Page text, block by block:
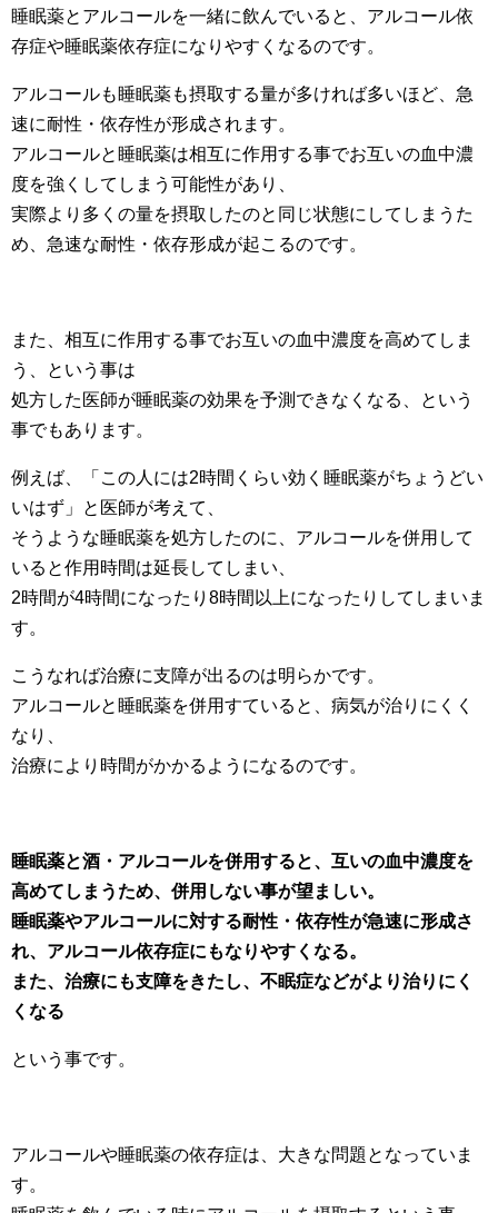
睡眠薬とアルコールを一緒に飲んでいると、アルコール依
存症や睡眠薬依存症になりやすくなるのです。
アルコールも睡眠薬も摂取する量が多ければ多いほど、急
速に耐性・依存性が形成されます。
アルコールと睡眠薬は相互に作用する事でお互いの血中濃
度を強くしてしまう可能性があり、
実際より多くの量を摂取したのと同じ状態にしてしまうた
め、急速な耐性・依存形成が起こるのです。
また、相互に作用する事でお互いの血中濃度を高めてしま
う、という事は
処方した医師が睡眠薬の効果を予測できなくなる、という
事でもあります。
例えば、「この人には2時間くらい効く睡眠薬がちょうどい
いはず」と医師が考えて、
そうような睡眠薬を処方したのに、アルコールを併用して
いると作用時間は延長してしまい、
2時間が4時間になったり8時間以上になったりしてしまいま
す。
こうなれば治療に支障が出るのは明らかです。
アルコールと睡眠薬を併用すていると、病気が治りにくく
なり、
治療により時間がかかるようになるのです。
睡眠薬と酒・アルコールを併用すると、互いの血中濃度を
高めてしまうため、 併用しない事が望ましい。
睡眠薬やアルコールに対する耐性・依存性が急速に形成さ
れ、アルコール依存症にもなりやすくなる。
また、治療にも支障をきたし、不眠症などがより治りにく
くなる
という事です。
アルコールや睡眠薬の依存症は、大きな問題となっていま
す。